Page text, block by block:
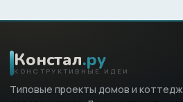
Констал.ру
КОНСТРУКТИВНЫЕ ИДЕИ
Типовые проекты домов и